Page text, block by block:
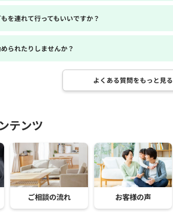
を連れて行ってもいいですか？
られたりしませんか？
よくある質問をもっと見る
テンツ
ご相談の流れ お客様の声